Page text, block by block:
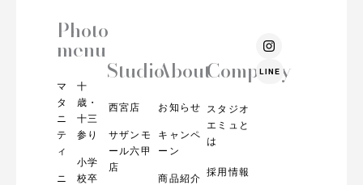
Photo
menu
マ
タ
ニ
テ
ィ
ニ
十
歳・
十三
参り
小学
校卒
Studio
西宮店
サザンモ
ール六甲
店
About
お知らせ
キャンペ
ーン
商品紹介
Company
スタジオ
エミュと
は
採用情報
I
n
s
t
LINE